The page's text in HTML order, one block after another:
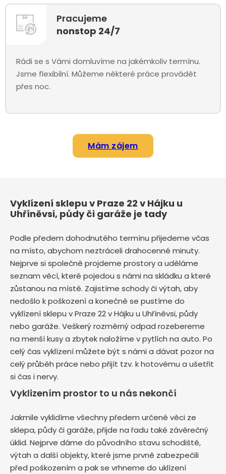
Pracujeme
nonstop 24/7
Rádi se s Vámi domluvíme na jakémkoliv termínu.
Jsme flexibilní. Můžeme některé práce provádět
přes noc.
Mám zájem
Vyklízení sklepu v Praze 22 v Hájku u
Uhříněvsi, půdy či garáže je tady
Podle předem dohodnutého termínu přijedeme včas
na místo, abychom neztráceli drahocenné minuty.
Nejprve si společně projdeme prostory a uděláme
seznam věcí, které pojedou s námi na skládku a které
zůstanou na místě. Zajistíme schody či výtah, aby
nedošlo k poškození a konečně se pustíme do
vyklízení sklepu v Praze 22 v Hájku u Uhříněvsi, půdy
nebo garáže. Veškerý rozměrný odpad rozebereme
na menší kusy a zbytek naložíme v pytlích na auto. Po
celý čas vyklízení můžete být s námi a dávat pozor na
celý průběh práce nebo přijít tzv. k hotovému a ušetřit
si čas i nervy.
Vyklizením prostor to u nás nekončí
Jakmile vyklidíme všechny předem určené věci ze
sklepa, půdy či garáže, přijde na řadu také závěrečný
úklid. Nejprve dáme do původního stavu schodiště,
výtah a další objekty, které jsme prvně zabezpečili
před poškozením a pak se vrhneme do uklízení